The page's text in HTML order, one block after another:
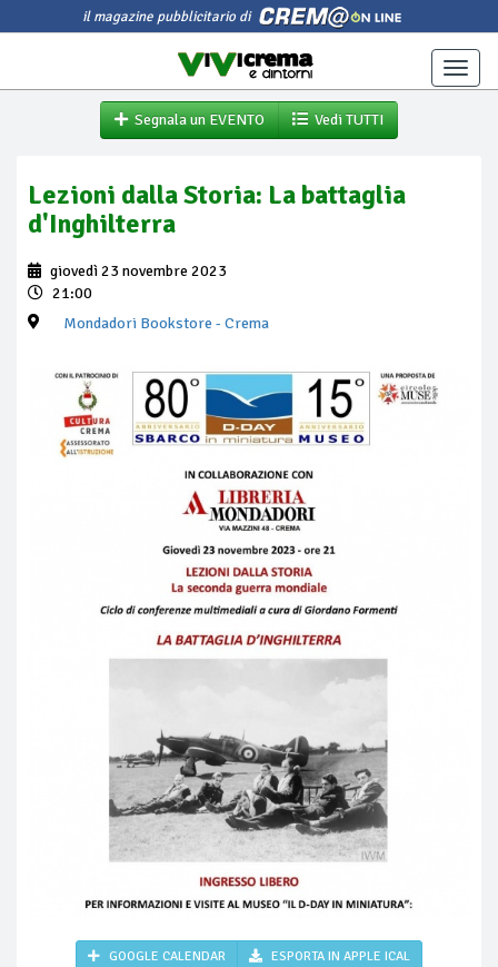
il magazine pubblicitario di
Toggle
Segnala un EVENTO
Vedi TUTTI
Lezioni dalla Storia: La battaglia
d'Inghilterra
giovedì 23 novembre 2023
21:00
Mondadori Bookstore - Crema
GOOGLE CALENDAR ESPORTA IN APPLE ICAL